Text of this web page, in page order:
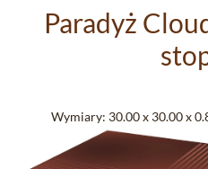
Paradyż
Wymiary: 30.00 x 30.00 x